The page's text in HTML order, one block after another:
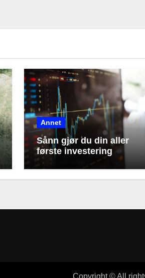
Annet
Sånn gjør du din aller
første investering
Copyright © All